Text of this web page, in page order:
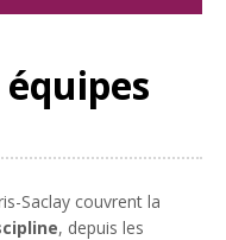
Saclay couvrent la
, depuis les